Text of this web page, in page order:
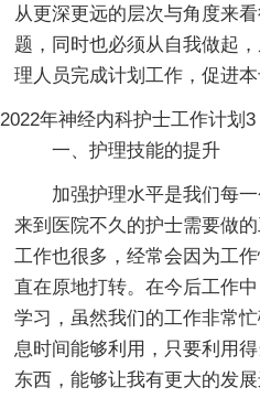
从更深更远的层次与角度来
题，同时也必须从自我做起
理人员完成计划工作，促进本
2022年神经内科护士工作计划3
一、护理技能的提升
加强护理水平是我们每
来到医院不久的护士需要做
工作也很多，经常会因为工
直在原地打转。在今后工作
学习，虽然我们的工作非常
息时间能够利用，只要利用
东西，能够让我有更大的发